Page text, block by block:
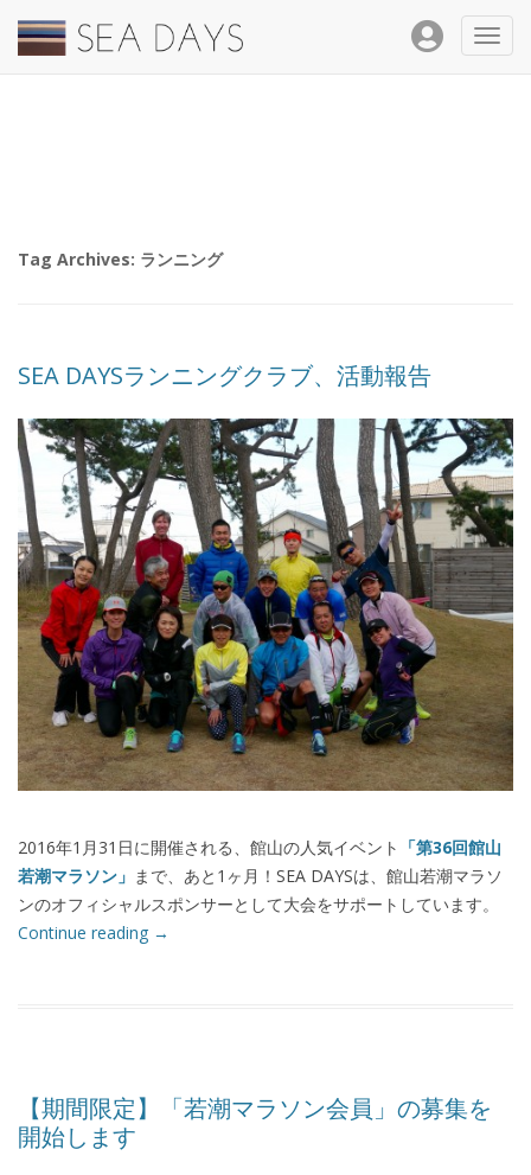
Tag Archives: ランニング
SEA DAYSランニングクラブ、活動報告
2016年1月31日に開催される、館山の人気イベント 「第36回館山
若潮マラソン」 まで、あと1ヶ月！SEA DAYSは、館山若潮マラソ
ンのオフィシャルスポンサーとして大会をサポートしています。
Continue reading →
【期間限定】「若潮マラソン会員」の募集を
開始します